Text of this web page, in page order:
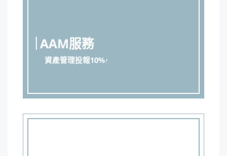
AAM服務
資產管理投報10%↑